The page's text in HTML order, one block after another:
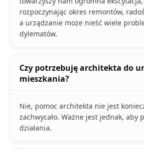
rozpoczynając okres remontów,
a urządzanie może nieść wiele
dylematów.
Czy potrzebuję architekta do
mieszkania?
Nie, pomoc architekta nie jest
zachwycało. Ważne jest jednak, aby
działania.